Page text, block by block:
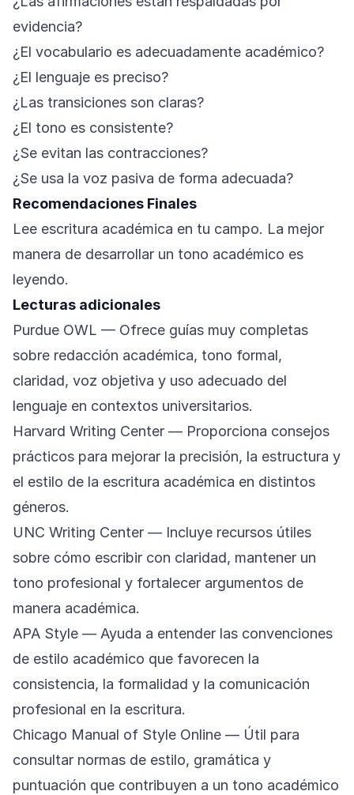
evidencia?
¿El vocabulario es adecuadamente académico?
¿El lenguaje es preciso?
¿Las transiciones son claras?
¿El tono es consistente?
¿Se evitan las contracciones?
¿Se usa la voz pasiva de forma adecuada?
Recomendaciones Finales
Lee escritura académica en tu campo. La mejor
manera de desarrollar un tono académico es
leyendo.
Lecturas adicionales
Purdue OWL — Ofrece guías muy completas
sobre redacción académica, tono formal,
claridad, voz objetiva y uso adecuado del
lenguaje en contextos universitarios.
Harvard Writing Center — Proporciona consejos
prácticos para mejorar la precisión, la estructura y
el estilo de la escritura académica en distintos
géneros.
UNC Writing Center — Incluye recursos útiles
sobre cómo escribir con claridad, mantener un
tono profesional y fortalecer argumentos de
manera académica.
APA Style — Ayuda a entender las convenciones
de estilo académico que favorecen la
consistencia, la formalidad y la comunicación
profesional en la escritura.
Chicago Manual of Style Online — Útil para
consultar normas de estilo, gramática y
puntuación que contribuyen a un tono académico